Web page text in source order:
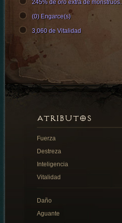
245% de oro extra de monstruos.
(0) Engarce(s)
3,060 de Vitalidad
ATRIBUTOS
Fuerza
Destreza
Inteligencia
Vitalidad
Daño
Aguante